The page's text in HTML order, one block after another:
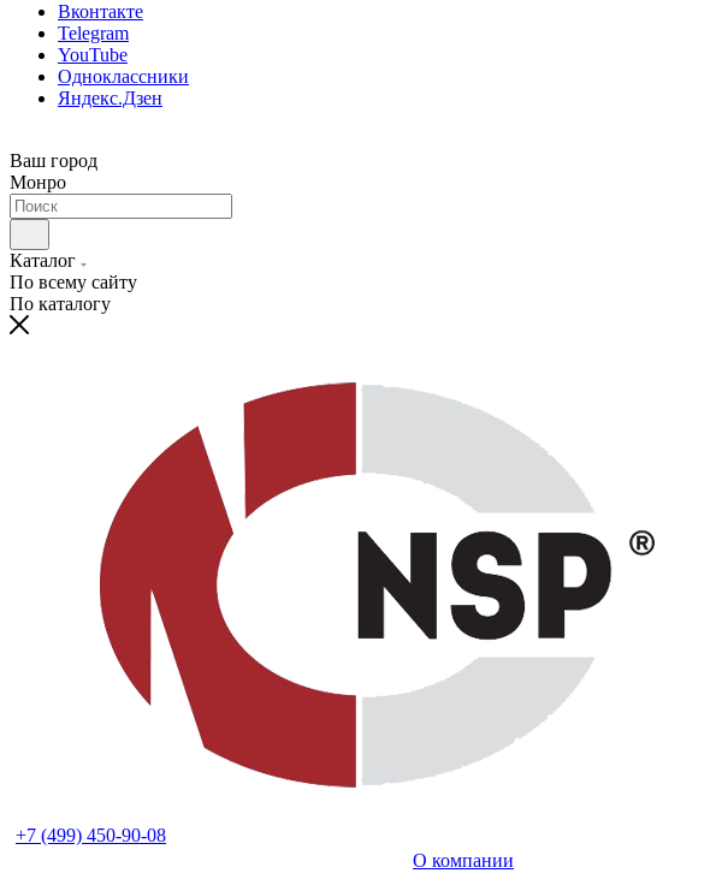
Вконтакте
Telegram
YouTube
Одноклассники
Яндекс.Дзен
Ваш город
Монро
Каталог
По всему сайту
По каталогу
+7 (499) 450-90-08
О компании